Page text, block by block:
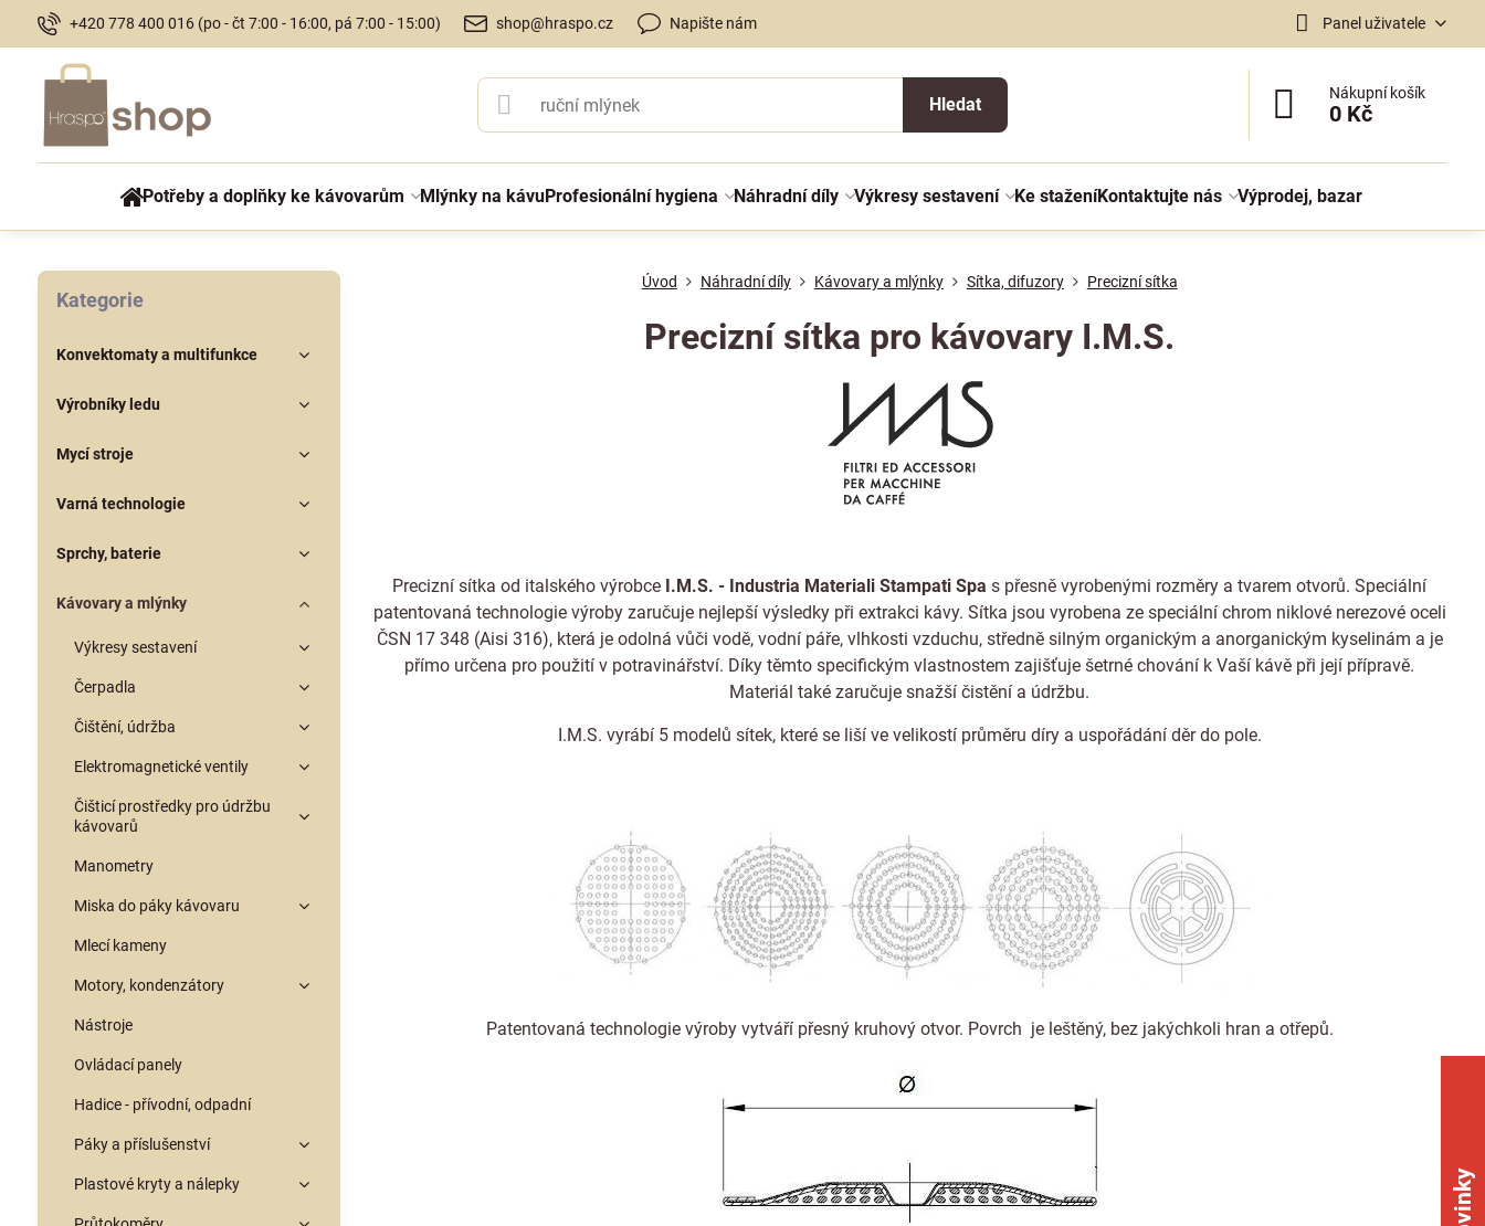
+420 778 400 016 (po - čt 7:00 - 16:00, pá 7:00 - 15:00) shop@hraspo.cz Napište nám Panel uživatele
Hledat
Nákupní košík
0 Kč
Potřeby a doplňky ke kávovarům Mlýnky na kávuProfesionální hygiena Náhradní díly Výkresy sestavení Ke staženíKontaktujte nás Výprodej, bazar
Úvod Náhradní díly Kávovary a mlýnky Sítka, difuzory Precizní sítka
Precizní sítka pro kávovary I.M.S.
Precizní sítka od italského výrobce I.M.S. - Industria Materiali Stampati Spa s přesně vyrobenými rozměry a tvarem otvorů. Speciální
patentovaná technologie výroby zaručuje nejlepší výsledky při extrakci kávy. Sítka jsou vyrobena ze speciální chrom niklové nerezové oceli
ČSN 17 348 (Aisi 316), která je odolná vůči vodě, vodní páře, vlhkosti vzduchu, středně silným organickým a anorganickým kyselinám a je
přímo určena pro použití v potravinářství. Díky těmto specifickým vlastnostem zajišťuje šetrné chování k Vaší kávě při její přípravě.
Materiál také zaručuje snažší čistění a údržbu.
I.M.S. vyrábí 5 modelů sítek, které se liší ve velikostí průměru díry a uspořádání děr do pole.
Patentovaná technologie výroby vytváří přesný kruhový otvor. Povrch je leštěný, bez jakýchkoli hran a otřepů.
Kategorie
Konvektomaty a multifunkce
Výrobníky ledu
Mycí stroje
Varná technologie
Sprchy, baterie
Kávovary a mlýnky
Výkresy sestavení
Čerpadla
Čištění, údržba
Elektromagnetické ventily
Čišticí prostředky pro údržbu
kávovarů
Manometry
Miska do páky kávovaru
Mlecí kameny
Motory, kondenzátory
Nástroje
Ovládací panely
Hadice - přívodní, odpadní
Páky a příslušenství
Plastové kryty a nálepky